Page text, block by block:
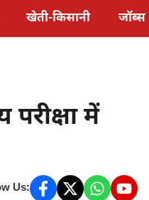
खेती-किसानी जॉब्स
में
Us: